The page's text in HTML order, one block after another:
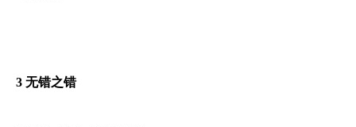
3 无错之错